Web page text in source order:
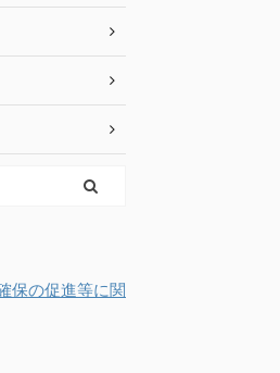
保の促進等に関